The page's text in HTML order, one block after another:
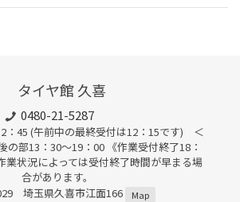
タイヤ館 久喜
0480-21-5287
：45 (午前中の最終受付は12：15です) ＜
部13：30～19：00 《作業受付終了18：
状況によっては受付終了時間が早まる場
合があります。
埼玉県久喜市江面166
Map